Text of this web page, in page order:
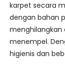
karpet secara
dengan bahan
menghilangkan
menempel.
higienis dan